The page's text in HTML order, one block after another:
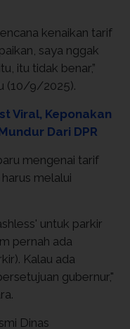
kenaikan tarif
saya nggak
itu tidak benar,”
(10/9/2025).
Viral, Keponakan
Dari DPR
mengenai tarif
melalui
untuk parkir
pernah ada
Kalau ada
gubernur,"
Dinas